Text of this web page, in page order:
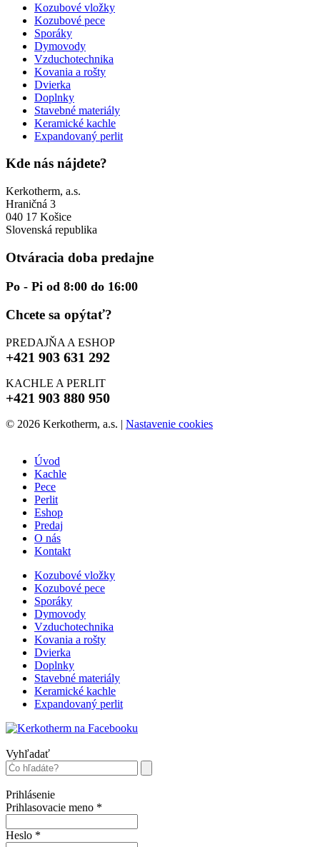
Kozubové vložky
Kozubové pece
Sporáky
Dymovody
Vzduchotechnika
Kovania a rošty
Dvierka
Doplnky
Stavebné materiály
Keramické kachle
Expandovaný perlit
Kde nás nájdete?
Kerkotherm, a.s.
Hraničná 3
040 17 Košice
Slovenská republika
Otváracia doba predajne
Po - Pi od 8:00 do 16:00
Chcete sa opýtať?
PREDAJŇA A ESHOP
+421 903 631 292
KACHLE A PERLIT
+421 903 880 950
© 2026 Kerkotherm, a.s. | Nastavenie cookies
Úvod
Kachle
Pece
Perlit
Eshop
Predaj
O nás
Kontakt
Kozubové vložky
Kozubové pece
Sporáky
Dymovody
Vzduchotechnika
Kovania a rošty
Dvierka
Doplnky
Stavebné materiály
Keramické kachle
Expandovaný perlit
Vyhľadať
Prihlásenie
Prihlasovacie meno *
Heslo *